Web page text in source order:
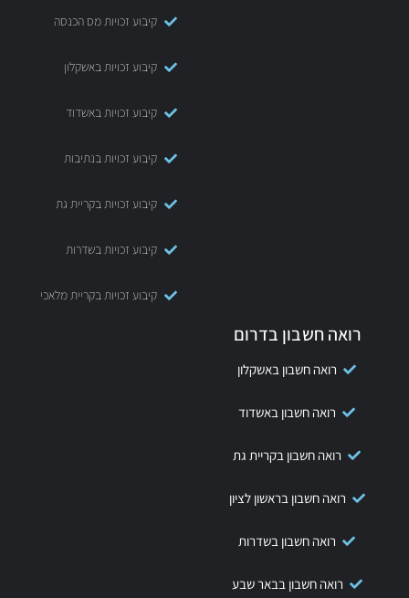
קיבוע זכויות מס הכנסה
קיבוע זכויות באשקלון
קיבוע זכויות באשדוד
קיבוע זכויות בנתיבות
קיבוע זכויות בקריית גת
קיבוע זכויות בשדרות
קיבוע זכויות בקריית מלאכי
רואה חשבון בדרום
רואה חשבון באשקלון
רואה חשבון באשדוד
רואה חשבון בקריית גת
רואה חשבון בראשון לציון
רואה חשבון בשדרות
רואה חשבון בבאר שבע